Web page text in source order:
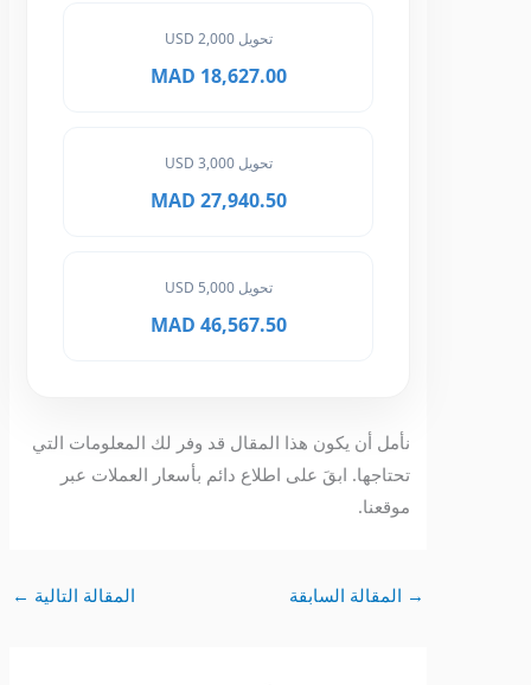
تحويل 2,000 USD
18,627.00 MAD
تحويل 3,000 USD
27,940.50 MAD
تحويل 5,000 USD
46,567.50 MAD
نأمل أن يكون هذا المقال قد وفر لك المعلومات التي
تحتاجها. ابقَ على اطلاع دائم بأسعار العملات عبر
موقعنا.
المقالة السابقة المقالة التالية←